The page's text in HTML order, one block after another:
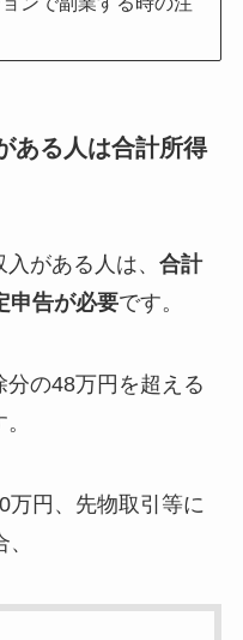
ある人は合計所得
がある人は、 合計
申告が必要です。
の48万円を超える
万円、先物取引等に